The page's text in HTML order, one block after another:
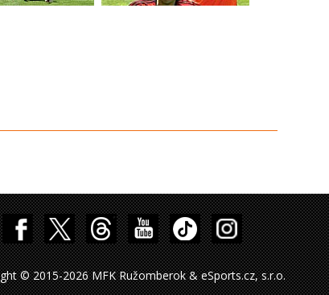
© 2015-2026 MFK Ružomberok & eSports.cz, s.r.o.